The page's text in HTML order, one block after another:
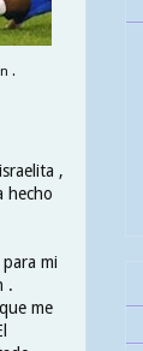
.
,
hecho
mi
.
me